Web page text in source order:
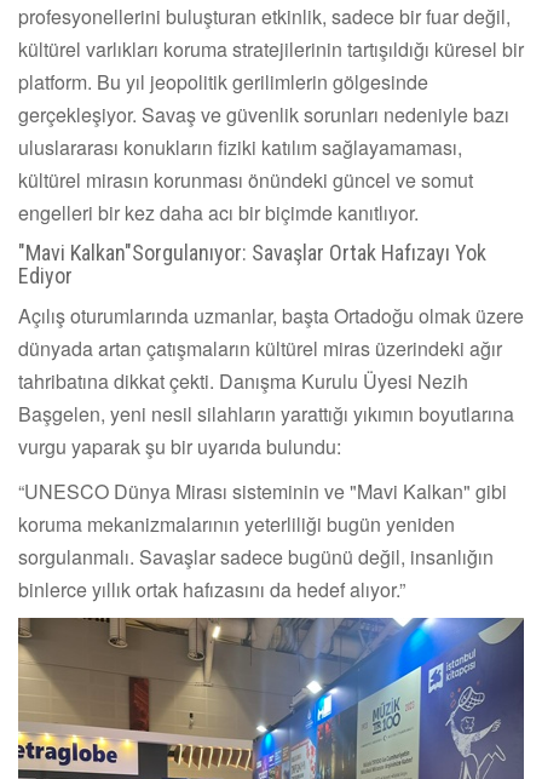
profesyonellerini buluşturan etkinlik, sadece bir fuar değil,
kültürel varlıkları koruma stratejilerinin tartışıldığı küresel bir
platform. Bu yıl jeopolitik gerilimlerin gölgesinde
gerçekleşiyor. Savaş ve güvenlik sorunları nedeniyle bazı
uluslararası konukların fiziki katılım sağlayamaması,
kültürel mirasın korunması önündeki güncel ve somut
engelleri bir kez daha acı bir biçimde kanıtlıyor.
"Mavi Kalkan"Sorgulanıyor: Savaşlar Ortak Hafızayı Yok
Ediyor
Açılış oturumlarında uzmanlar, başta Ortadoğu olmak üzere
dünyada artan çatışmaların kültürel miras üzerindeki ağır
tahribatına dikkat çekti. Danışma Kurulu Üyesi Nezih
Başgelen, yeni nesil silahların yarattığı yıkımın boyutlarına
vurgu yaparak şu bir uyarıda bulundu:
“UNESCO Dünya Mirası sisteminin ve "Mavi Kalkan" gibi
koruma mekanizmalarının yeterliliği bugün yeniden
sorgulanmalı. Savaşlar sadece bugünü değil, insanlığın
binlerce yıllık ortak hafızasını da hedef alıyor.”